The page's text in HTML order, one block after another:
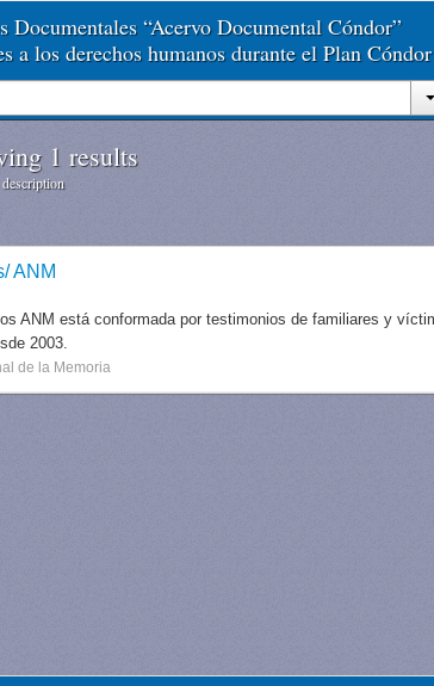
Documentales “Acervo Documental Cóndor”
a los derechos humanos durante el Plan Cóndor
1 results
ANM
ANM está conformada por testimonios de familiares y
2003.
de la Memoria